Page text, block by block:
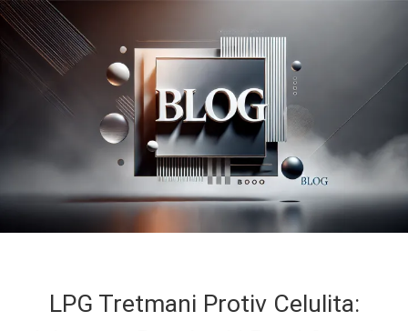
LPG Tretmani Protiv Celulita: